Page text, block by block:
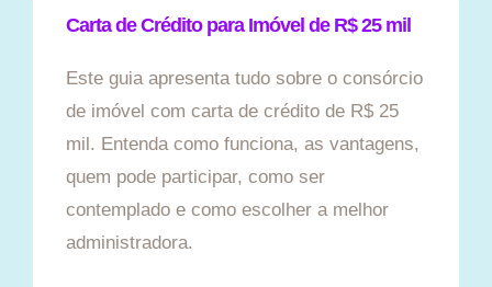
Carta de Crédito para Imóvel de R$ 25 mil
Este guia apresenta tudo sobre o consórcio
de imóvel com carta de crédito de R$ 25
mil. Entenda como funciona, as vantagens,
quem pode participar, como ser
contemplado e como escolher a melhor
administradora.